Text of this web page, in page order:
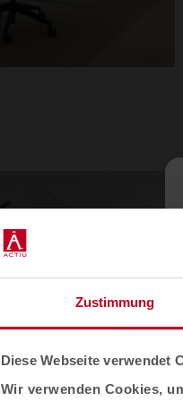
Zustimmung
Diese Webseite verwendet
Wir verwenden Cookies,